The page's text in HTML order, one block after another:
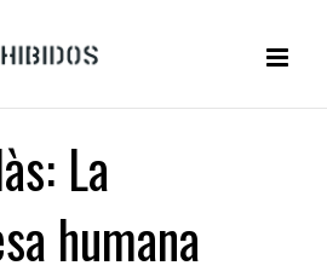
La
humana